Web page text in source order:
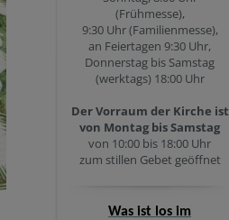
(Frühmesse),
9:30 Uhr (Familienmesse),
an Feiertagen 9:30 Uhr,
Donnerstag bis Samstag
(werktags) 18:00 Uhr
Der Vorraum der Kirche ist
von Montag bis Samstag
von 10:00 bis 18:00 Uhr
zum stillen Gebet geöffnet
Was ist los im